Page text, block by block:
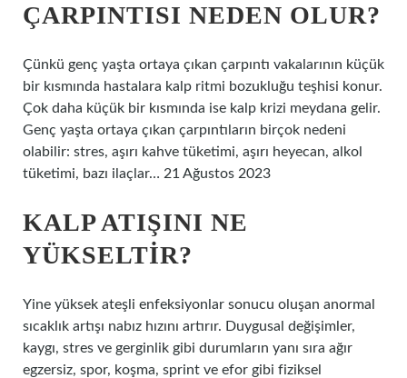
ÇARPINTISI NEDEN OLUR?
Çünkü genç yaşta ortaya çıkan çarpıntı vakalarının küçük
bir kısmında hastalara kalp ritmi bozukluğu teşhisi konur.
Çok daha küçük bir kısmında ise kalp krizi meydana gelir.
Genç yaşta ortaya çıkan çarpıntıların birçok nedeni
olabilir: stres, aşırı kahve tüketimi, aşırı heyecan, alkol
tüketimi, bazı ilaçlar… 21 Ağustos 2023
KALP ATIŞINI NE
YÜKSELTIR?
Yine yüksek ateşli enfeksiyonlar sonucu oluşan anormal
sıcaklık artışı nabız hızını artırır. Duygusal değişimler,
kaygı, stres ve gerginlik gibi durumların yanı sıra ağır
egzersiz, spor, koşma, sprint ve efor gibi fiziksel